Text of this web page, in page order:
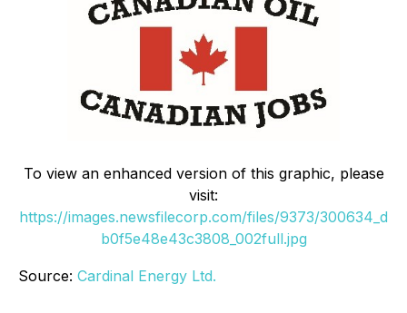
To view an enhanced version of this graphic, please
visit:
https://images.newsfilecorp.com/files/9373/300634_d
b0f5e48e43c3808_002full.jpg
Source: Cardinal Energy Ltd.